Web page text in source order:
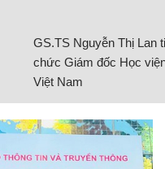
GS.TS Nguyễn Thị Lan
chức Giám đốc Học
Việt Nam